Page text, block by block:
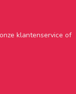
klantenservice of